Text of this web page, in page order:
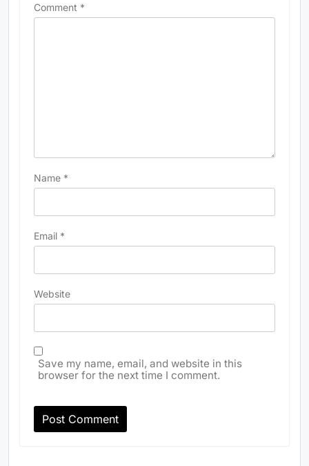
Comment *
Name *
Email *
Website
Save my name, email, and website in this
browser for the next time I comment.